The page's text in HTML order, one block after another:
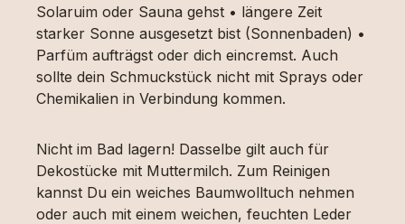
Solaruim oder Sauna gehst • längere Zeit
starker Sonne ausgesetzt bist (Sonnenbaden) •
Parfüm aufträgst oder dich eincremst. Auch
sollte dein Schmuckstück nicht mit Sprays oder
Chemikalien in Verbindung kommen.
Nicht im Bad lagern! Dasselbe gilt auch für
Dekostücke mit Muttermilch. Zum Reinigen
kannst Du ein weiches Baumwolltuch nehmen
oder auch mit einem weichen, feuchten Leder